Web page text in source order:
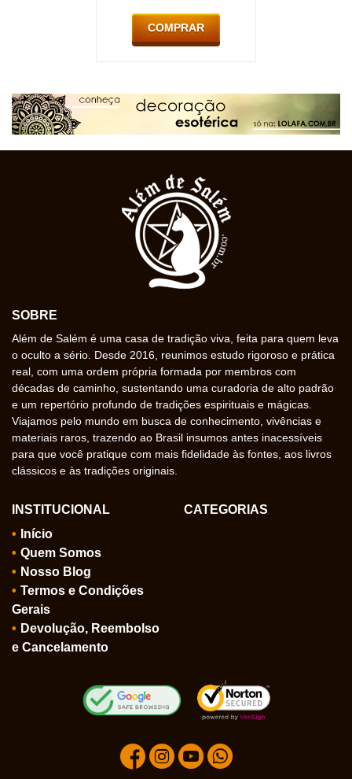
COMPRAR
SOBRE
Além de Salém é uma casa de tradição viva, feita para quem leva
o oculto a sério. Desde 2016, reunimos estudo rigoroso e prática
real, com uma ordem própria formada por membros com
décadas de caminho, sustentando uma curadoria de alto padrão
e um repertório profundo de tradições espirituais e mágicas.
Viajamos pelo mundo em busca de conhecimento, vivências e
materiais raros, trazendo ao Brasil insumos antes inacessíveis
para que você pratique com mais fidelidade às fontes, aos livros
clássicos e às tradições originais.
INSTITUCIONAL
Início
Quem Somos
Nosso Blog
Termos e Condições
Gerais
Devolução, Reembolso
e Cancelamento
CATEGORIAS